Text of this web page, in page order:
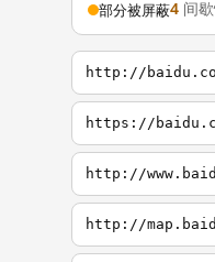
部分被屏蔽4 间
http://
https://
http://
http://